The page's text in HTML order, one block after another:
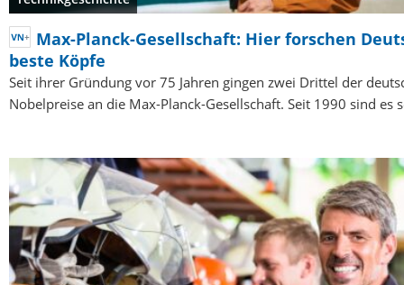
Max-Planck-Gesellschaft: Hier forschen
beste Köpfe
Seit ihrer Gründung vor 75 Jahren gingen zwei Drittel der
Nobelpreise an die Max-Planck-Gesellschaft. Seit 1990 sind es